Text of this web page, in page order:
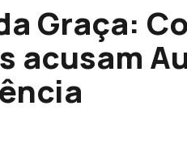
Graça:
acusam